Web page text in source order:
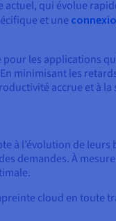
qui évolue
et une
les applications
minimisant les
accrue et à
à l’évolution de
demandes. À
cloud en toute